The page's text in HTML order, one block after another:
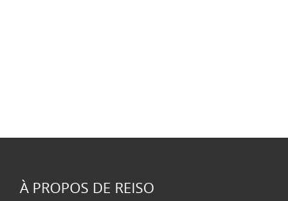
À PROPOS DE REISO